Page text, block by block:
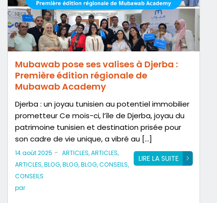
Mubawab pose ses valises à Djerba :
Première édition régionale de
Mubawab Academy
Djerba : un joyau tunisien au potentiel immobilier
prometteur Ce mois-ci, l’île de Djerba, joyau du
patrimoine tunisien et destination prisée pour
son cadre de vie unique, a vibré au […]
LIRE LA SUITE
14 août 2025 - ARTICLES,ARTICLES,
ARTICLES,BLOG,BLOG,BLOG,CONSEILS,
CONSEILS
par